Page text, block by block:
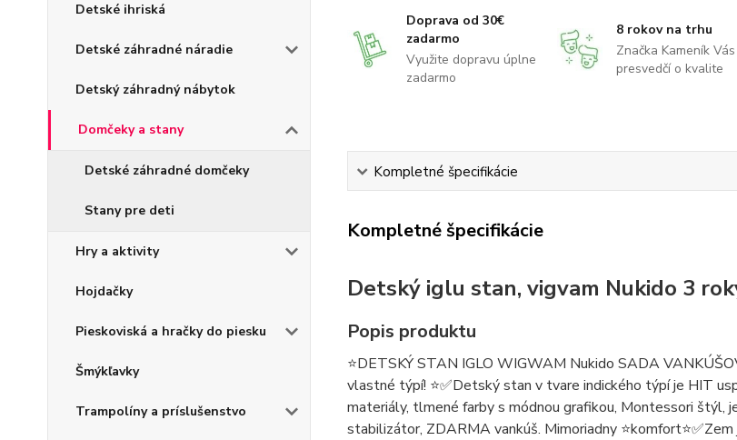
Detské ihriská
Detské záhradné náradie
Detský záhradný nábytok
Domčeky a stany
Detské záhradné domčeky
Stany pre deti
Hry a aktivity
Hojdačky
Pieskoviská a hračky do piesku
Šmýkľavky
Trampolíny a príslušenstvo
Doprava od 30€
zadarmo
Využite dopravu úplne
zadarmo
8 rokov na trhu
Značka Kameník Vás
presvedčí o kvalite
Kompletné špecifikácie
Kompletné špecifikácie
Detský iglu stan, vigvam Nukido 3
Popis produktu
⭐️DETSKÝ STAN IGLO WIGWAM Nukido SADA
vlastné týpí! ⭐️✅Detský stan v tvare indického týpí je HIT
materiály, tlmené farby s módnou grafikou, Montessori štýl,
stabilizátor, ZDARMA vankúš. Mimoriadny